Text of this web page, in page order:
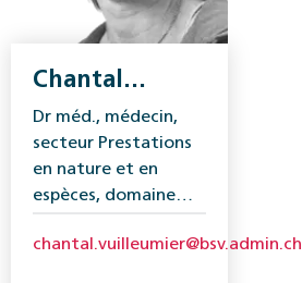
Chantal
Vuilleumier-
Hauser
Dr méd., médecin,
secteur Prestations
en nature et en
espèces, domaine
OFAS.
chantal.vuilleumier@bsv.admin.ch